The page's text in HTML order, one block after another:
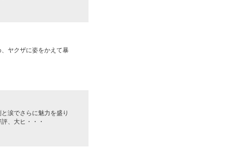
ヤクザに姿をかえて暴
涙でさらに魅力を盛り
、大ヒ・・・